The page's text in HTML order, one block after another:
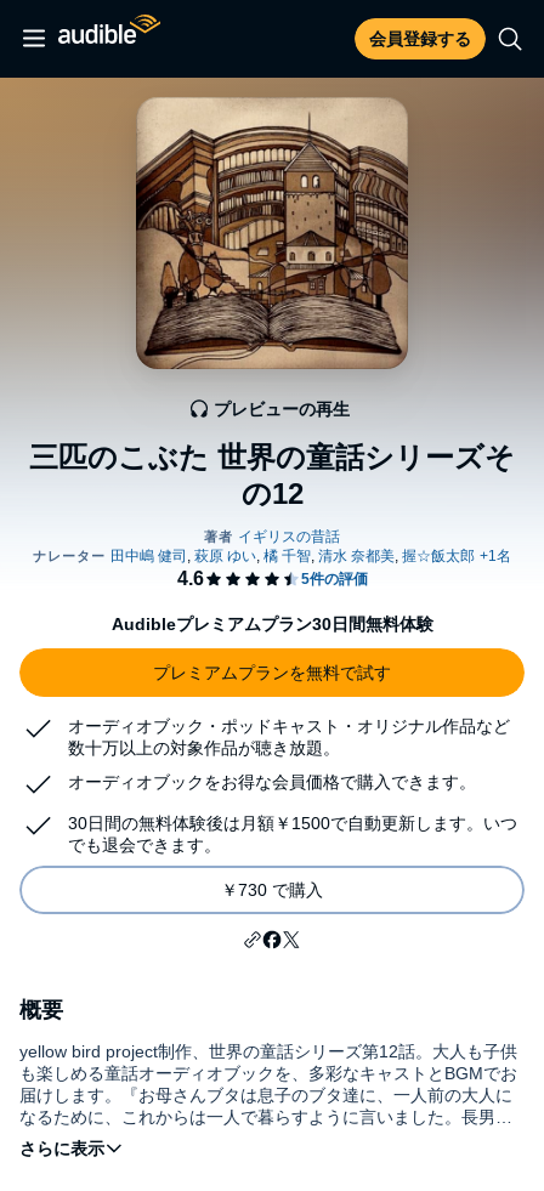
会員登録する
三匹のこぶた 世界の童話シリーズそ
の12
プレビューの再生
Audibleプレミアムプラン30日間無料体験
プレミアムプランを無料で試す
オーディオブック・ポッドキャスト・オリジナル作品など
数十万以上の対象作品が聴き放題。
オーディオブックをお得な会員価格で購入できます。
30日間の無料体験後は月額￥1500で自動更新します。いつ
でも退会できます。
￥730 で購入
概要
yellow bird project制作、世界の童話シリーズ第12話。大人も子供
も楽しめる童話オーディオブックを、多彩なキャストとBGMでお
届けします。『お母さんブタは息子のブタ達に、一人前の大人に
なるために、これからは一人で暮らすように言いました。長男の
子ブタはたくさんのワラを積み上げて、簡単にワラの家をつくり
ました。それを木の陰から見ていたのは・・・』(C)yellow bird